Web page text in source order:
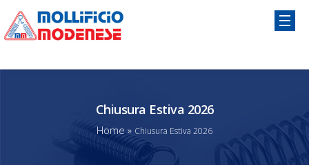
Chiusura Estiva 2026
Home » Chiusura Estiva 2026